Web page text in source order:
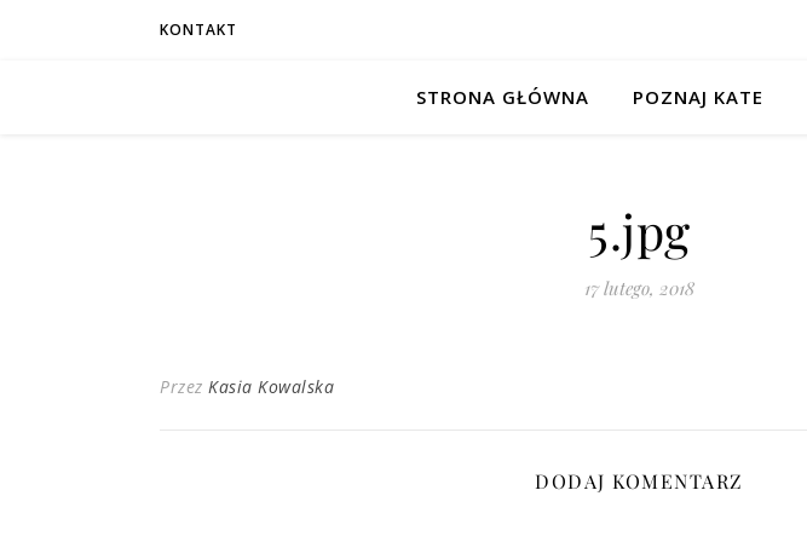
KONTAKT
STRONA GŁÓWNA POZNAJ KATE
5.jpg
17 lutego, 2018
Przez Kasia Kowalska
DODAJ KOMENTARZ